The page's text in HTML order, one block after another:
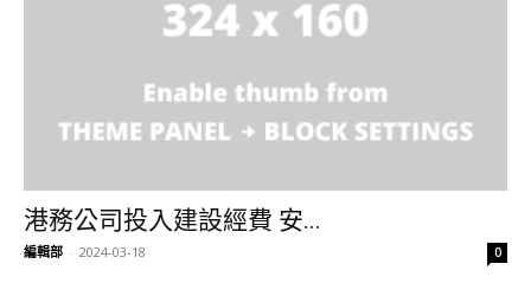
港務公司投入建設經費 安...
編輯部 - 2024-03-18 0